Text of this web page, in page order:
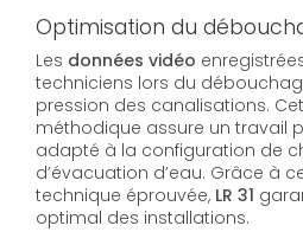
Optimisation du
Les données vidéo
techniciens lors du
pression des canalisations.
méthodique assure un travail
adapté à la configuration de
d’évacuation d’eau. Grâce à
technique éprouvée, LR 31
optimal des installations.